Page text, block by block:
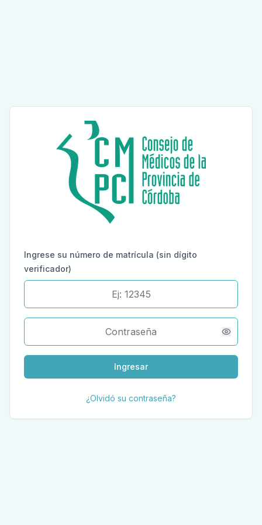
Ingrese su número de matrícula (sin dígito
verificador)
Ingresar
¿Olvidó su contraseña?